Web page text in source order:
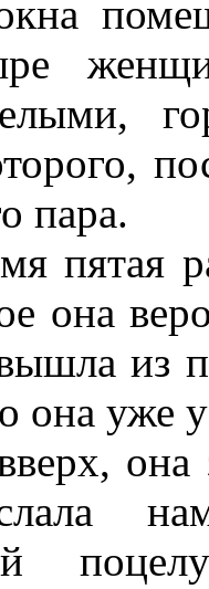
пара.
пятая
она
из
она уже
она